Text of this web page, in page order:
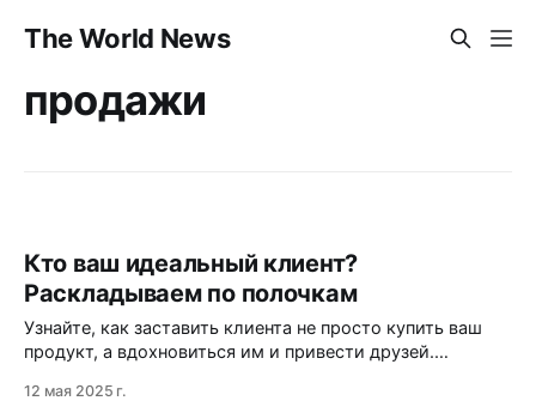
The World News
продажи
Кто ваш идеальный клиент?
Раскладываем по полочкам
Узнайте, как заставить клиента не просто купить ваш
продукт, а вдохновиться им и привести друзей.
12 мая 2025 г.